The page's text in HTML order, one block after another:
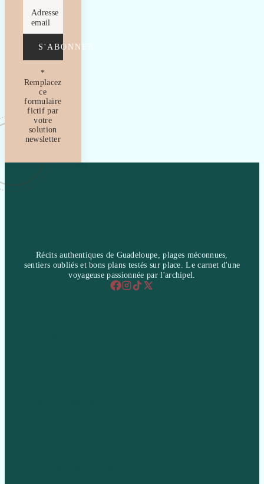
Adresse
email
S'ABONNER
*
Remplacez
ce
formulaire
fictif par
votre
solution
newsletter
Récits authentiques de Guadeloupe, plages méconnues,
sentiers oubliés et bons plans testés sur place. Le carnet d'une
voyageuse passionnée par l'archipel.